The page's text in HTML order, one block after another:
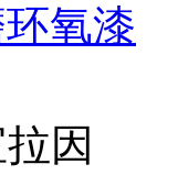
氧漆
因